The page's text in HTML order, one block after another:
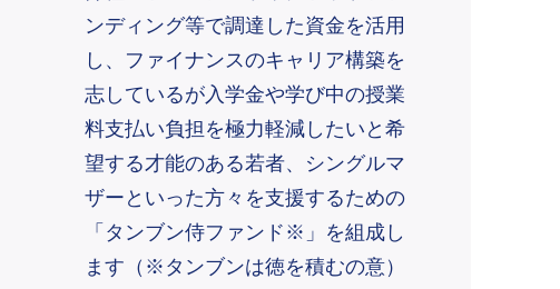
ンディング等で調達した資金を活用
し、ファイナンスのキャリア構築を
志しているが入学金や学び中の授業
料支払い負担を極力軽減したいと希
望する才能のある若者、シングルマ
ザーといった方々を支援するための
「タンブン侍ファンド※」を組成し
ます（※タンブンは徳を積むの意）